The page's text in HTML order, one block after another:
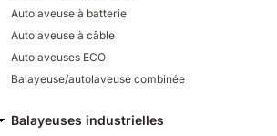
Autolaveuse à batterie
Autolaveuse à câble
Autolaveuses ECO
Balayeuse/autolaveuse combinée
Balayeuses industrielles